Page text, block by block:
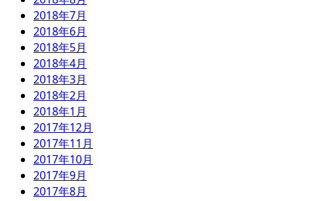
2018年7月
2018年6月
2018年5月
2018年4月
2018年3月
2018年2月
2018年1月
2017年12月
2017年11月
2017年10月
2017年9月
2017年8月